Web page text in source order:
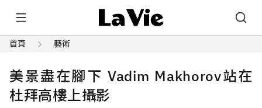
首頁 藝術
美景盡在腳下 Vadim Makhorov站在
杜拜高樓上攝影